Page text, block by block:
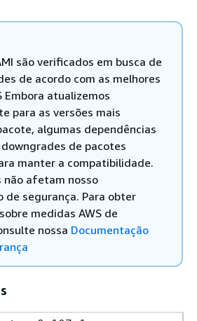
são verificados em busca de
de acordo com as melhores
Embora atualizemos
para as versões mais
algumas dependências
de pacotes
manter a compatibilidade.
não afetam nosso
de segurança. Para obter
medidas AWS de
nossa Documentação